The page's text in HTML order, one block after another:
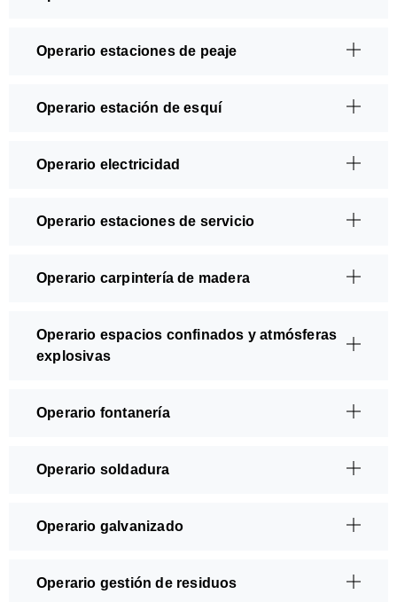
Operario estaciones de peaje
Operario estación de esquí
Operario electricidad
Operario estaciones de servicio
Operario carpintería de madera
Operario espacios confinados y atmósferas
explosivas
Operario fontanería
Operario soldadura
Operario galvanizado
Operario gestión de residuos